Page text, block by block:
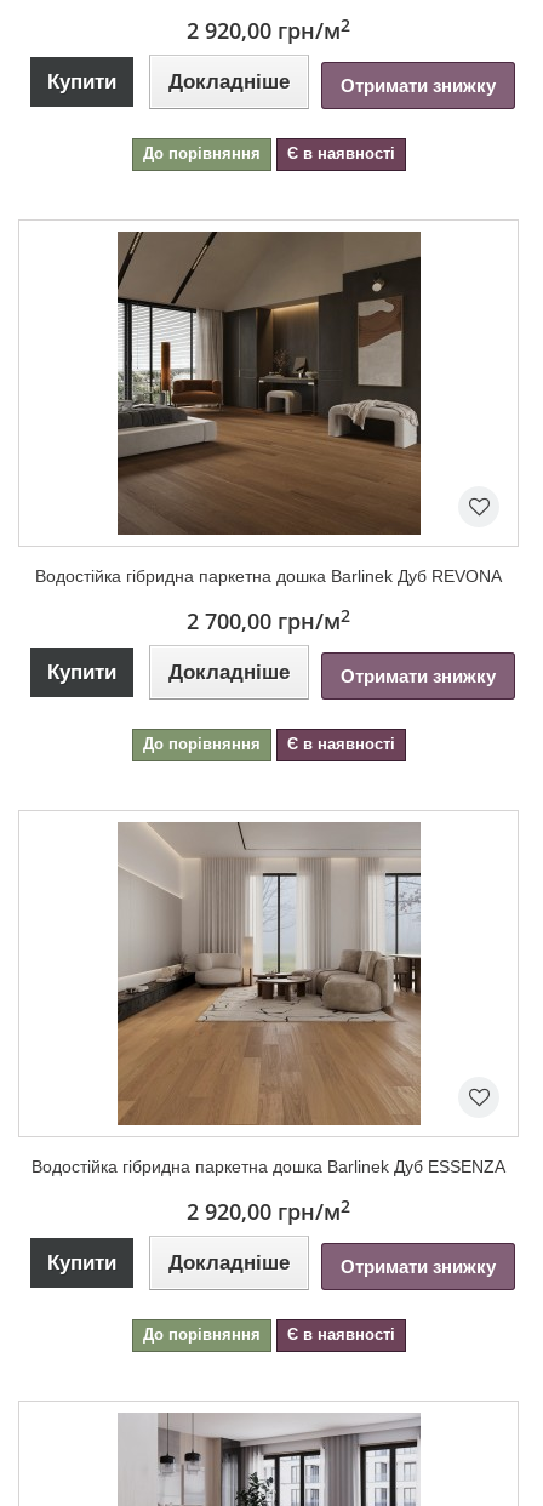
2 920,00 грн/м2
Купити Докладніше Отримати знижку
До порівняння Є в наявності
Водостійка гібридна паркетна дошка Barlinek Дуб REVONA
2 700,00 грн/м2
Купити Докладніше Отримати знижку
До порівняння Є в наявності
Водостійка гібридна паркетна дошка Barlinek Дуб ESSENZA
2 920,00 грн/м2
Купити Докладніше Отримати знижку
До порівняння Є в наявності